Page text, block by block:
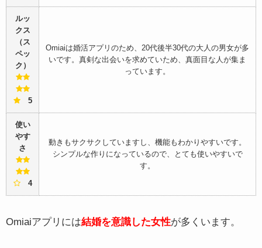
ルッ
クス
（ス
ペッ
ク）
5
Omiaiは婚活アプリのため、20代後半30代の大人の男女が多
いです。真剣な出会いを求めていため、真面目な人が集ま
っています。
使い
やす
さ
4
動きもサクサクしていますし、機能もわかりやすいです。
シンプルな作りになっているので、とても使いやすいで
す。
Omiaiアプリには結婚を意識した女性が多くいます。